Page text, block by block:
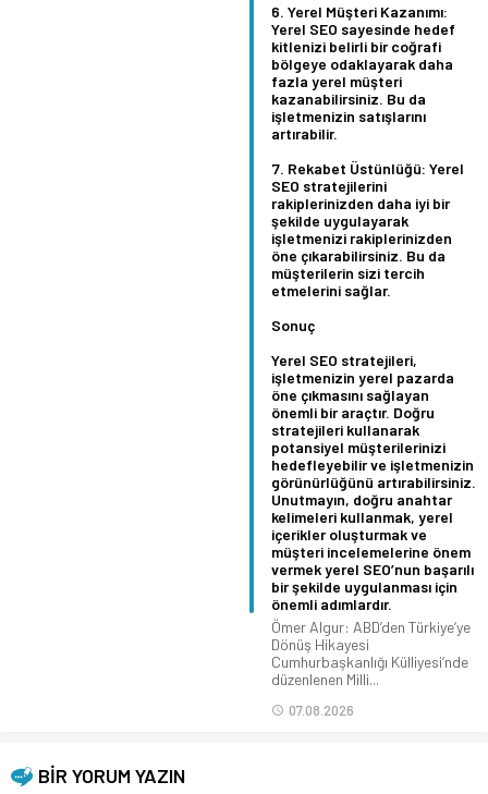
Yerel Müşteri Kazanımı:
Yerel SEO sayesinde hedef
kitlenizi belirli bir coğrafi
bölgeye odaklayarak daha
fazla yerel müşteri
kazanabilirsiniz. Bu da
işletmenizin satışlarını
artırabilir.
Rekabet Üstünlüğü: Yerel
SEO stratejilerini
rakiplerinizden daha iyi bir
şekilde uygulayarak
işletmenizi rakiplerinizden
öne çıkarabilirsiniz. Bu da
müşterilerin sizi tercih
etmelerini sağlar.
Sonuç
Yerel SEO stratejileri,
işletmenizin yerel pazarda
öne çıkmasını sağlayan
önemli bir araçtır. Doğru
stratejileri kullanarak
potansiyel müşterilerinizi
hedefleyebilir ve işletmenizin
görünürlüğünü artırabilirsiniz.
Unutmayın, doğru anahtar
kelimeleri kullanmak, yerel
içerikler oluşturmak ve
müşteri incelemelerine önem
vermek yerel SEO’nun başarılı
bir şekilde uygulanması için
önemli adımlardır.
Ömer Algur: ABD’den Türkiye’ye
Dönüş Hikayesi
Cumhurbaşkanlığı Külliyesi’nde
düzenlenen Milli...
07.08.2026
BİR YORUM YAZIN